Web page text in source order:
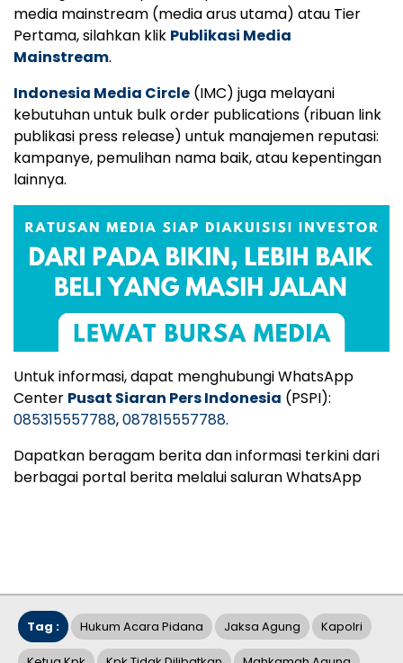
media mainstream (media arus utama) atau Tier
Pertama, silahkan klik Publikasi Media
Mainstream.
Indonesia Media Circle (IMC) juga melayani
kebutuhan untuk bulk order publications (ribuan link
publikasi press release) untuk manajemen reputasi:
kampanye, pemulihan nama baik, atau kepentingan
lainnya.
Untuk informasi, dapat menghubungi WhatsApp
Center Pusat Siaran Pers Indonesia (PSPI):
085315557788,087815557788.
Dapatkan beragam berita dan informasi terkini dari
berbagai portal berita melalui saluran WhatsApp
Tag : Hukum Acara Pidana Jaksa Agung Kapolri